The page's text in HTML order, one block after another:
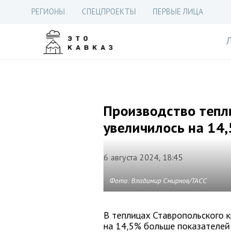
РЕГИОНЫ СПЕЦПРОЕКТЫ ПЕРВЫЕ ЛИЦА
Производство
увеличилось на
6 августа 2024, 18:45
Фото: Владимир Смирнов/ТАСС
В теплицах Ставропольского
на 14,5% больше